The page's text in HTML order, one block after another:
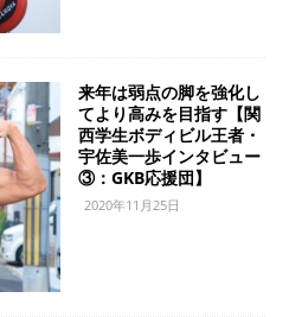
来年は弱点の脚を強化し
てより高みを目指す【関
西学生ボディビル王者・
宇佐美一歩インタビュー
③：GKB応援団】
2020年11月25日